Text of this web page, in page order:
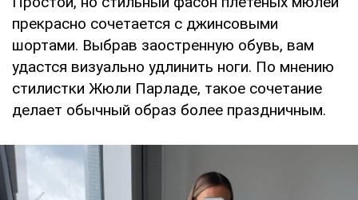
прекрасно сочетается с джинсовыми
шортами. Выбрав заостренную обувь, вам
удастся визуально удлинить ноги. По мнению
стилистки Жюли Парладе, такое сочетание
делает обычный образ более праздничным.